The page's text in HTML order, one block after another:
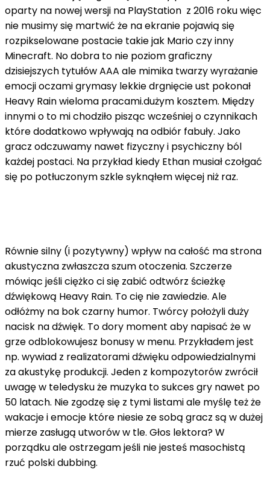
oparty na nowej wersji na PlayStation z 2016 roku więc
nie musimy się martwić że na ekranie pojawią się
rozpikselowane postacie takie jak Mario czy inny
Minecraft. No dobra to nie poziom graficzny
dzisiejszych tytułów AAA ale mimika twarzy wyrażanie
emocji oczami grymasy lekkie drgnięcie ust pokonał
Heavy Rain wieloma pracami.dużym kosztem. Między
innymi o to mi chodziło pisząc wcześniej o czynnikach
które dodatkowo wpływają na odbiór fabuły. Jako
gracz odczuwamy nawet fizyczny i psychiczny ból
każdej postaci. Na przykład kiedy Ethan musiał czołgać
się po potłuczonym szkle syknąłem więcej niż raz.
Równie silny (i pozytywny) wpływ na całość ma strona
akustyczna zwłaszcza szum otoczenia. Szczerze
mówiąc jeśli ciężko ci się zabić odtwórz ścieżkę
dźwiękową Heavy Rain. To cię nie zawiedzie. Ale
odłóżmy na bok czarny humor. Twórcy położyli duży
nacisk na dźwięk. To dory moment aby napisać że w
grze odblokowujesz bonusy w menu. Przykładem jest
np. wywiad z realizatorami dźwięku odpowiedzialnymi
za akustykę produkcji. Jeden z kompozytorów zwrócił
uwagę w teledysku że muzyka to sukces gry nawet po
50 latach. Nie zgodzę się z tymi listami ale myślę też że
wakacje i emocje które niesie ze sobą gracz są w dużej
mierze zasługą utworów w tle. Głos lektora? W
porządku ale ostrzegam jeśli nie jesteś masochistą
rzuć polski dubbing.